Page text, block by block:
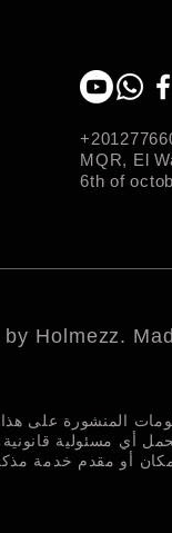
MQR, El
6th of
Holmezz.
المنشورة على
أي مسئولية
أو مقدم خدمة